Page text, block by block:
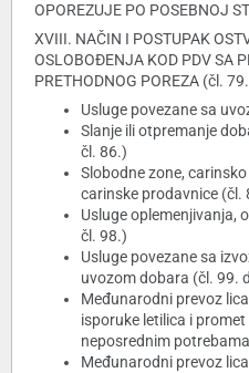
OPOREZUJE PO POSEBNOJ
XVIII. NAČIN I POSTUPAK
OSLOBOĐENJA KOD PDV SA
PRETHODNOG POREZA (čl.
Usluge povezane sa
Slanje ili otpremanje
čl. 86.)
Slobodne zone,
carinske prodavnice (čl.
Usluge oplemenjivanja,
čl. 98.)
Usluge povezane sa
uvozom dobara (čl. 99.
Međunarodni prevoz
isporuke letilica i
neposrednim
Međunarodni prevoz